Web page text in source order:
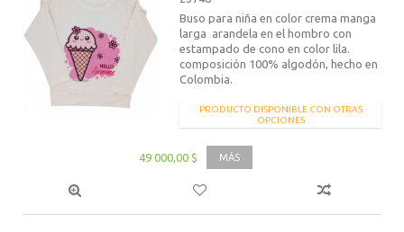
Buso para niña en color crema manga
larga arandela en el hombro con
estampado de cono en color lila.
composición 100% algodón, hecho en
Colombia.
PRODUCTO DISPONIBLE CON OTRAS
OPCIONES
49 000,00 $ MÁS